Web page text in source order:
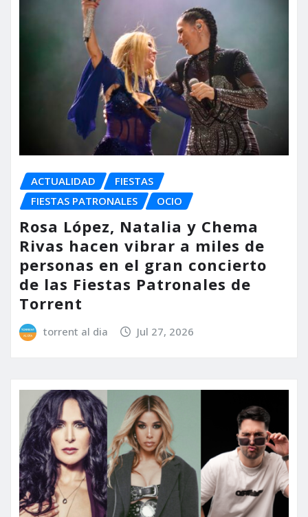
ACTUALIDAD
FIESTAS
FIESTAS PATRONALES
OCIO
Rosa López, Natalia y Chema
Rivas hacen vibrar a miles de
personas en el gran concierto
de las Fiestas Patronales de
Torrent
torrent al dia Jul 27, 2026